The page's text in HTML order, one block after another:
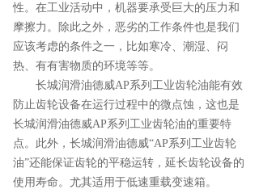
性。在工业活动中，机器要承受巨大的压力和
摩擦力。除此之外，恶劣的工作条件也是我们
应该考虑的条件之一，比如寒冷、潮湿、闷
热、有有害物质的环境等等。
长城润滑油德威AP系列工业齿轮油能有效
防止齿轮设备在运行过程中的微点蚀，这也是
长城润滑油德威AP系列工业齿轮油的重要特
点。此外，长城润滑油德威“AP系列工业齿轮
油”还能保证齿轮的平稳运转，延长齿轮设备的
使用寿命。尤其适用于低速重载变速箱。